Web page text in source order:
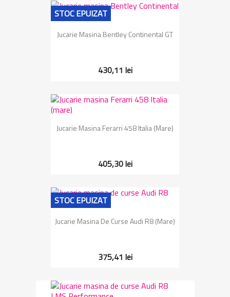
Jucarie Masina Bentley Continental GT
430,11 lei
STOC EPUIZAT
Jucarie Masina Ferarri 458 Italia (mare)
405,30 lei
Jucarie Masina De Curse Audi R8 (mare)
375,41 lei
STOC EPUIZAT